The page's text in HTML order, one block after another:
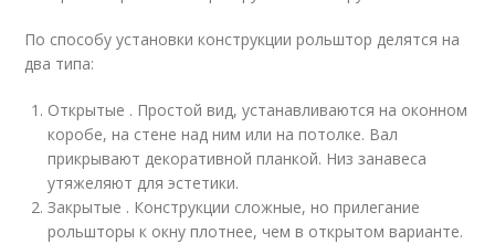
По способу установки конструкции рольштор делятся на
два типа:
Открытые . Простой вид, устанавливаются на оконном
коробе, на стене над ним или на потолке. Вал
прикрывают декоративной планкой. Низ занавеса
утяжеляют для эстетики.
Закрытые . Конструкции сложные, но прилегание
рольшторы к окну плотнее, чем в открытом варианте.